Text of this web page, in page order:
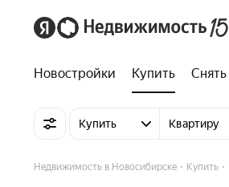
Новостройки Купить Снять
Купить Квартиру
Недвижимость в Новосибирске Купить